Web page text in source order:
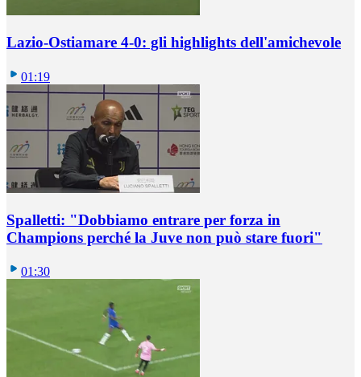
Lazio-Ostiamare 4-0: gli highlights dell'amichevole
01:19
Spalletti: "Dobbiamo entrare per forza in
Champions perché la Juve non può stare fuori"
01:30